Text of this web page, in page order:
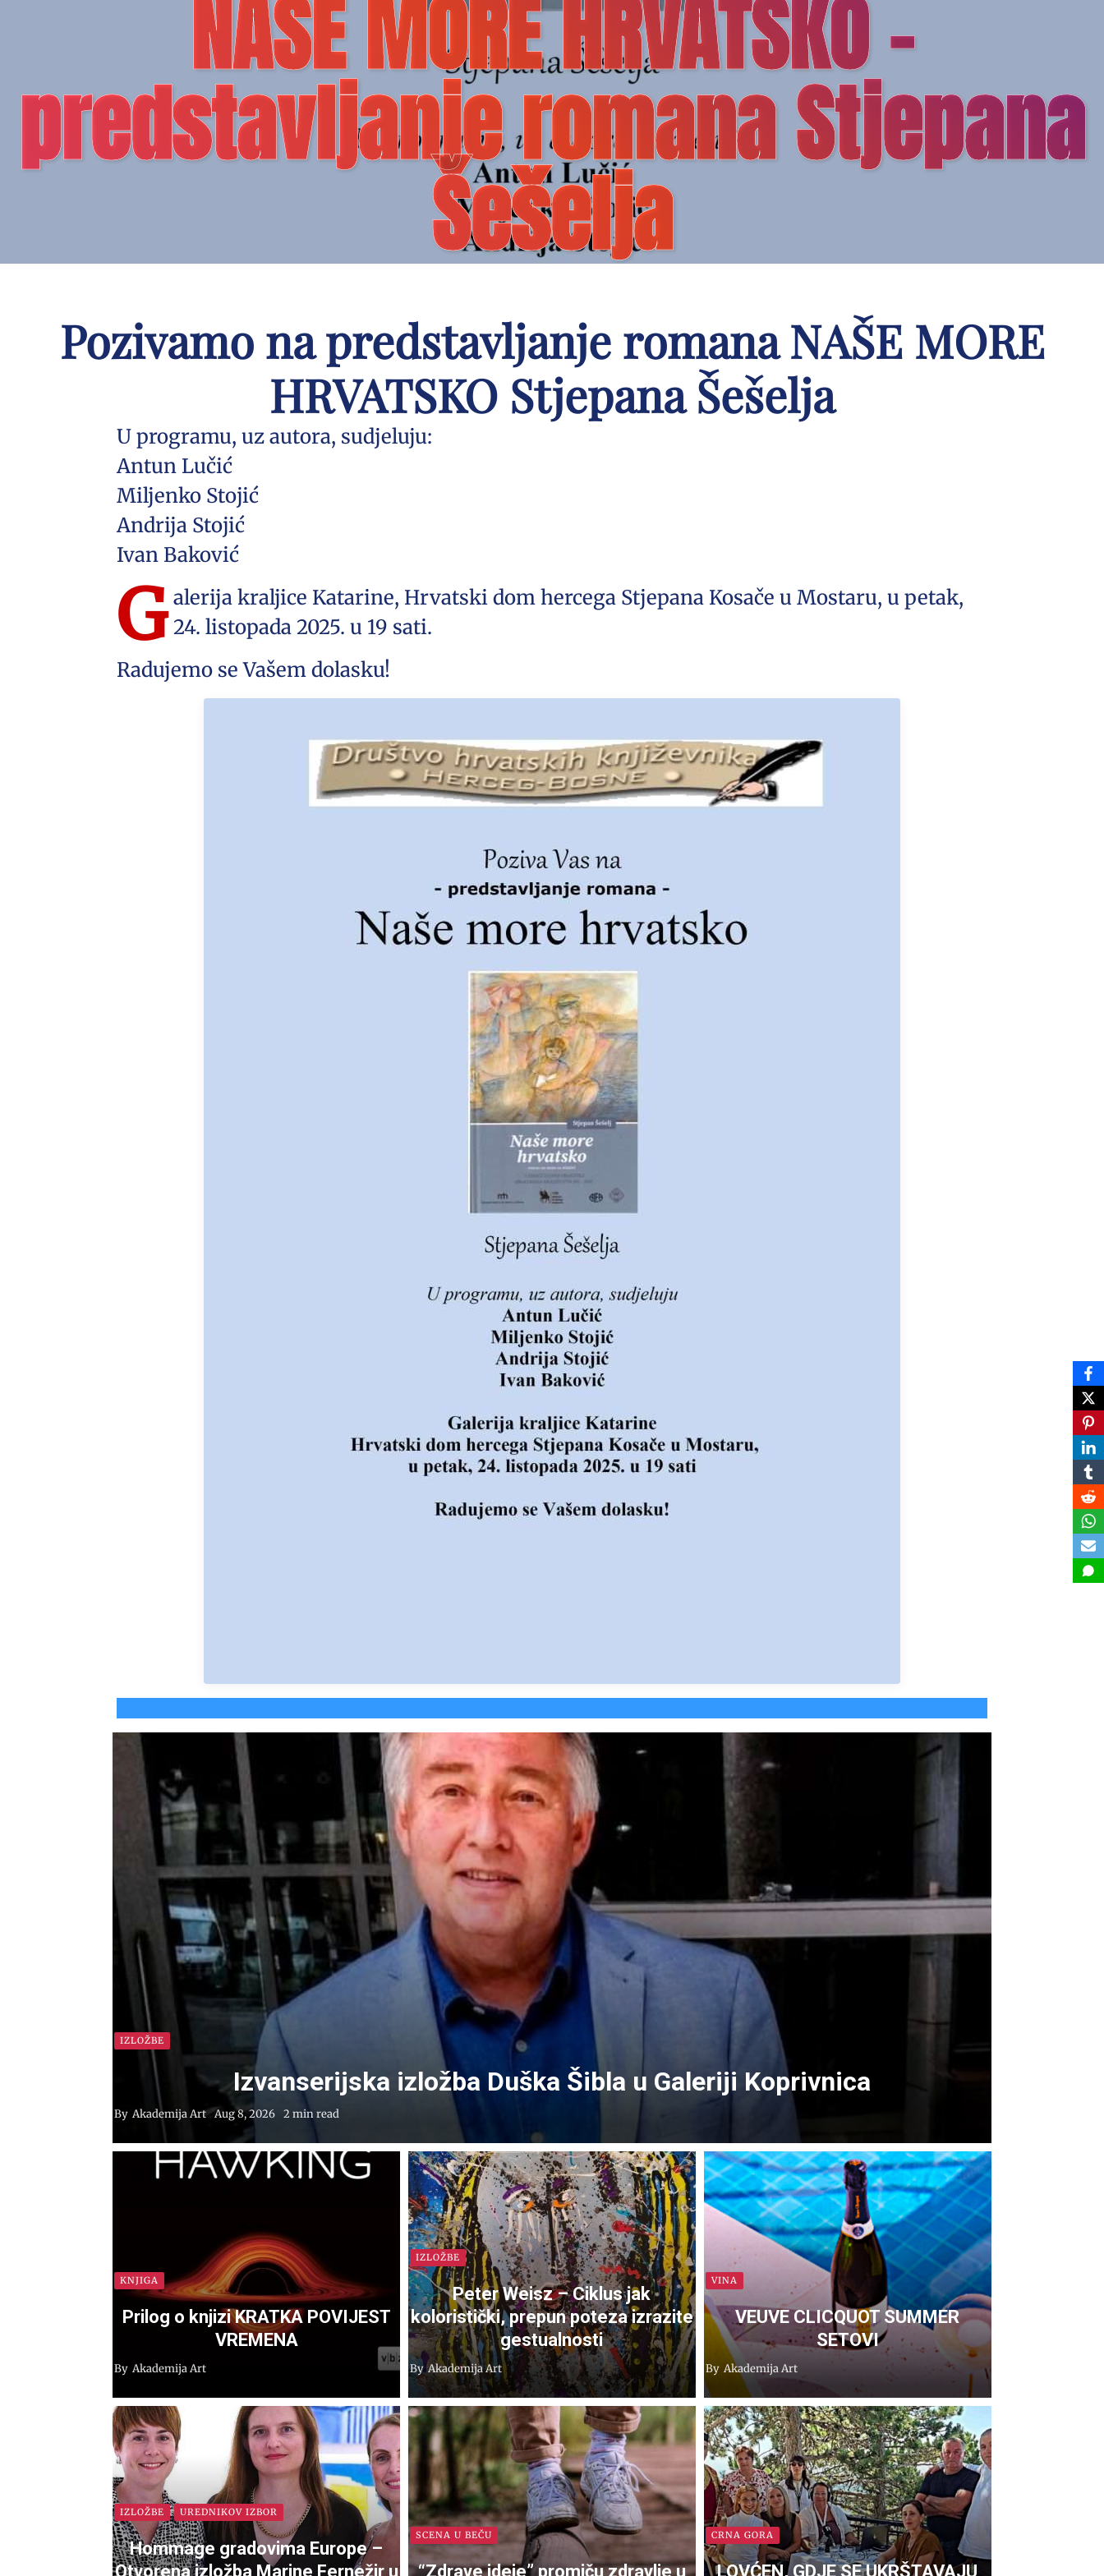
NAŠE MORE HRVATSKO –
predstavljanje romana Stjepana
Šešelja
Pozivamo na predstavljanje romana NAŠE MORE
HRVATSKO Stjepana Šešelja
U programu, uz autora, sudjeluju:
Antun Lučić
Miljenko Stojić
Andrija Stojić
Ivan Baković
G alerija kraljice Katarine, Hrvatski dom hercega Stjepana Kosače u Mostaru, u petak,
24. listopada 2025. u 19 sati.
Radujemo se Vašem dolasku!
IZLOŽBE
Izvanserijska izložba Duška Šibla u Galeriji Koprivnica
By Akademija Art Aug 8, 2026 2 min read
KNJIGA
Prilog o knjizi KRATKA POVIJEST
VREMENA
By Akademija Art
IZLOŽBE
Peter Weisz – Ciklus jak
koloristički, prepun poteza izrazite
gestualnosti
By Akademija Art
VINA
VEUVE CLICQUOT SUMMER
SETOVI
By Akademija Art
IZLOŽBE UREDNIKOV IZBOR
Hommage gradovima Europe –
Otvorena izložba Marine Fernežir u
SCENA U BEČU
“Zdrave ideje” promiču zdravlje u
CRNA GORA
LOVĆEN, GDJE SE UKRŠTAVAJU